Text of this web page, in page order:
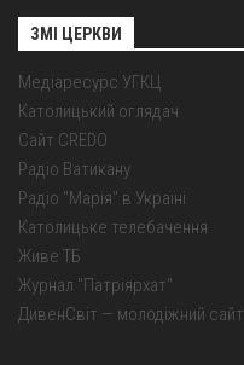
ЗМІ ЦЕРКВИ
Медіаресурс УГКЦ
Католицький оглядач
Сайт CREDO
Радіо Ватикану
Радіо "Марія" в Україні
Католицьке телебачення
Живе ТБ
Журнал "Патріярхат"
ДивенСвіт — молодіжний сайт